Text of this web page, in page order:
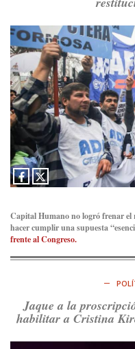
@consensopatagon
RT@caortega64: A #50A
presente y es futuro.
Consenso
@consensopatagon
La crisis en el estrecho
Irán al petróleohttps://
https://t.co/ytaelKSfHm
Consenso
Consenso
Capital Humano no logró frenar el
hacer cumplir una supuesta
frente al Congreso.
Jaque a la
habilitar a Cristina